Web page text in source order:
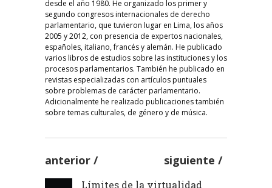
desde el año 1980. He organizado los primer y
segundo congresos internacionales de derecho
parlamentario, que tuvieron lugar en Lima, los años
2005 y 2012, con presencia de expertos nacionales,
españoles, italiano, francés y alemán. He publicado
varios libros de estudios sobre las instituciones y los
procesos parlamentarios. También he publicado en
revistas especializadas con artículos puntuales
sobre problemas de carácter parlamentario.
Adicionalmente he realizado publicaciones también
sobre temas culturales, de género y de música.
anterior siguiente
Límites de la virtualidad